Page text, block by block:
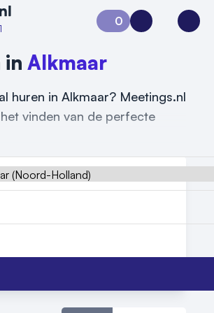
aan
0
Aanvraag 0Inloggen
in Alkmaar
huren in Alkmaar? Meetings.nl
vinden van de perfecte